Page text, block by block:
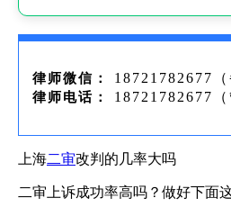
律师微信： 18721782677（
律师电话： 18721782677（
上海二审改判的几率大吗
二审上诉成功率高吗？做好下面